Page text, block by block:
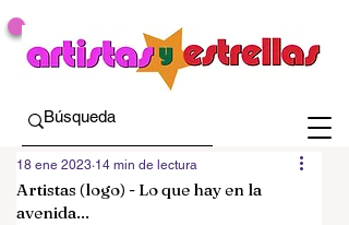
Artistas (logo) - Lo que hay en la
avenida...
18 ene 2023 14 min de lectura